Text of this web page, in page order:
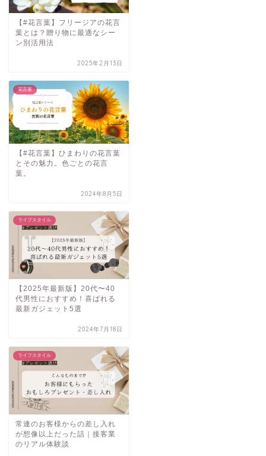
【#花言葉】フリージアの花言
葉とは？贈り物に最適なシー
ン別活用法
2025年2月13日
花言葉
【#花言葉】ひまわりの花言葉
とその魅力。色ごとの花言
葉。
2024年8月5日
ライフスタイル
【2025年最新版】20代〜40
代男性におすすめ！喜ばれる
最新ガジェット5選
2024年7月18日
ライフスタイル
常連のお客様からの差し入れ
が想像以上だった話｜接客業
のリアル体験談